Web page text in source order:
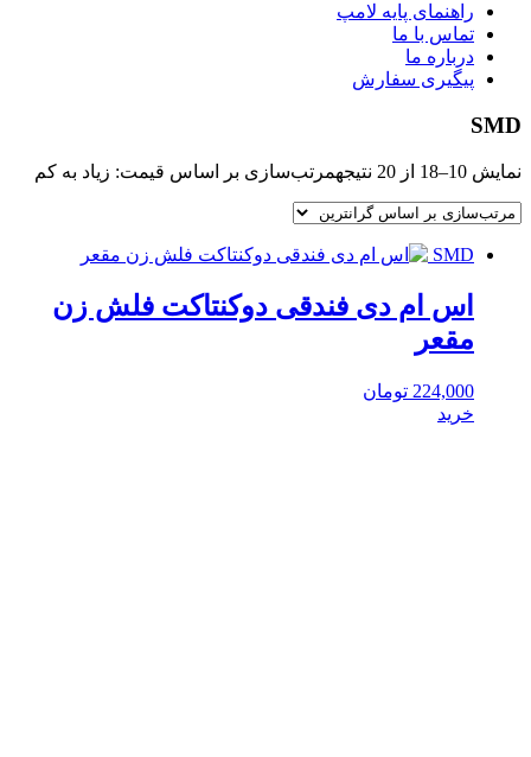
راهنمای پایه لامپ
تماس با ما
درباره ما
پیگیری سفارش
SMD
نمایش 10–18 از 20 نتیجه مرتب‌سازی بر اساس قیمت: زیاد به کم
SMD
اس ام دی فندقی دوکنتاکت فلش زن
مقعر
224,000 تومان
خرید